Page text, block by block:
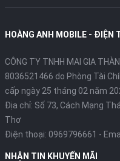
HOÀNG ANH MOBILE - ĐIỆN
CÔNG TY TNHH MAI GIA
8036521466 do Phòng Tài
cấp ngày 25 tháng 02 năm
Địa chỉ: Số 73, Cách Mạng
Thơ
Điện thoại: 0969796661 -
NHẬN TIN KHUYẾN MÃI